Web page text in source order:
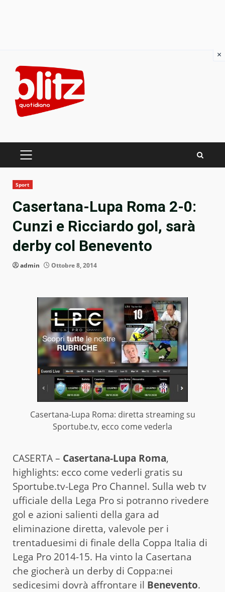
content
PRIMARY
Sport
Casertana-Lupa Roma 2-0:
Cunzi e Ricciardo gol, sarà
derby col Benevento
admin Ottobre 8, 2014
Casertana-Lupa Roma: diretta streaming su
Sportube.tv, ecco come vederla
CASERTA – Casertana-Lupa Roma,
highlights: ecco come vederli gratis su
Sportube.tv-Lega Pro Channel. Sulla web tv
ufficiale della Lega Pro si potranno rivedere
gol e azioni salienti della gara ad
eliminazione diretta, valevole per i
trentaduesimi di finale della Coppa Italia di
Lega Pro 2014-15. Ha vinto la Casertana
che giocherà un derby di Coppa:nei
sedicesimi dovrà affrontare il Benevento.
×